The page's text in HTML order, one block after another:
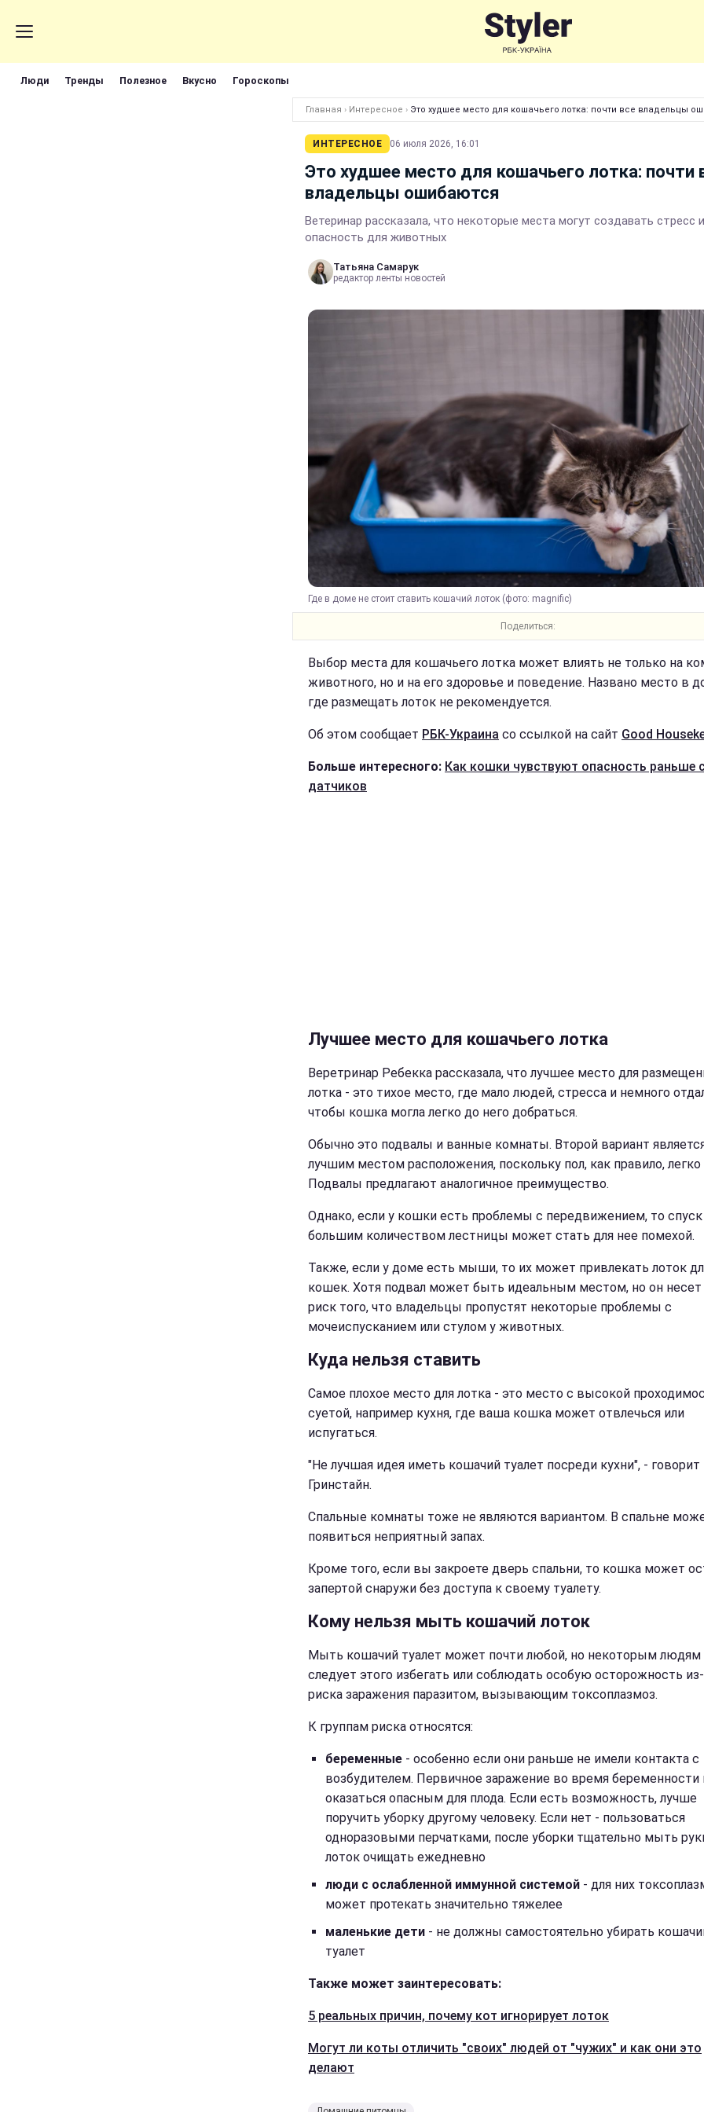
Люди Тренды Полезное Вкусно Гороскопы
Главная › Интересное › Это худшее место для кошачьего лотка: почти все владельцы
ИНТЕРЕСНОЕ 06 июля 2026, 16:01
Это худшее место для кошачьего лотка: почти
владельцы ошибаются
Ветеринар рассказала, что некоторые места могут создавать стресс
опасность для животных
Татьяна Самарук
редактор ленты новостей
Где в доме не стоит ставить кошачий лоток (фото: magnific)
Поделиться:
Выбор места для кошачьего лотка может влиять не только на
животного, но и на его здоровье и поведение. Названо место в
где размещать лоток не рекомендуется.
Об этом сообщает РБК-Украина со ссылкой на сайт Good
Больше интересного: Как кошки чувствуют опасность раньше
датчиков
Лучшее место для кошачьего лотка
Веретринар Ребекка рассказала, что лучшее место для
лотка - это тихое место, где мало людей, стресса и немного
чтобы кошка могла легко до него добраться.
Обычно это подвалы и ванные комнаты. Второй вариант
лучшим местом расположения, поскольку пол, как правило,
Подвалы предлагают аналогичное преимущество.
Однако, если у кошки есть проблемы с передвижением, то спуск
большим количеством лестницы может стать для нее помехой.
Также, если у доме есть мыши, то их может привлекать лоток
кошек. Хотя подвал может быть идеальным местом, но он несет
риск того, что владельцы пропустят некоторые проблемы с
мочеиспусканием или стулом у животных.
Куда нельзя ставить
Самое плохое место для лотка - это место с высокой
суетой, например кухня, где ваша кошка может отвлечься или
испугаться.
"Не лучшая идея иметь кошачий туалет посреди кухни", - говорит
Гринстайн.
Спальные комнаты тоже не являются вариантом. В спальне
появиться неприятный запах.
Кроме того, если вы закроете дверь спальни, то кошка может
запертой снаружи без доступа к своему туалету.
Кому нельзя мыть кошачий лоток
Мыть кошачий туалет может почти любой, но некоторым людям
следует этого избегать или соблюдать особую осторожность
риска заражения паразитом, вызывающим токсоплазмоз.
К группам риска относятся:
беременные - особенно если они раньше не имели контакта с
возбудителем. Первичное заражение во время
оказаться опасным для плода. Если есть возможность, лучше
поручить уборку другому человеку. Если нет - пользоваться
одноразовыми перчатками, после уборки тщательно мыть
лоток очищать ежедневно
люди с ослабленной иммунной системой - для них
может протекать значительно тяжелее
маленькие дети - не должны самостоятельно убирать
туалет
Также может заинтересовать:
5 реальных причин, почему кот игнорирует лоток
Могут ли коты отличить "своих" людей от "чужих" и как они это
делают